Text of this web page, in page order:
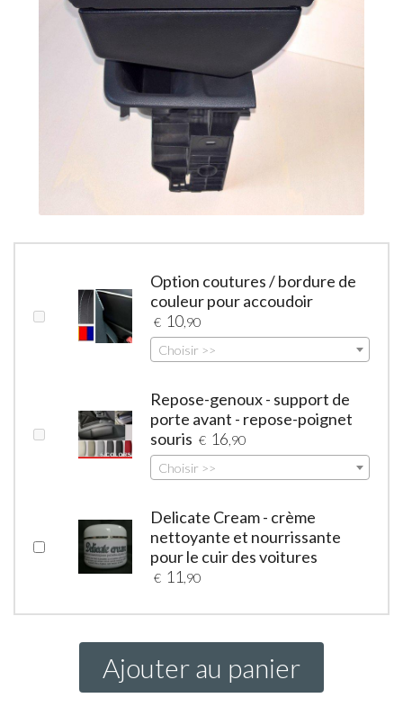
Option coutures / bordure de
couleur pour accoudoir
€ 10 ,90
Choisir >>
Repose-genoux - support de
porte avant - repose-poignet
souris € 16 ,90
Choisir >>
Delicate Cream - crème
nettoyante et nourrissante
pour le cuir des voitures
€ 11 ,90
Ajouter au panier